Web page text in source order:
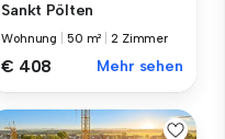
Sankt Pölten
Wohnung 50 m² |2 Zimmer
€ 408 Mehr sehen